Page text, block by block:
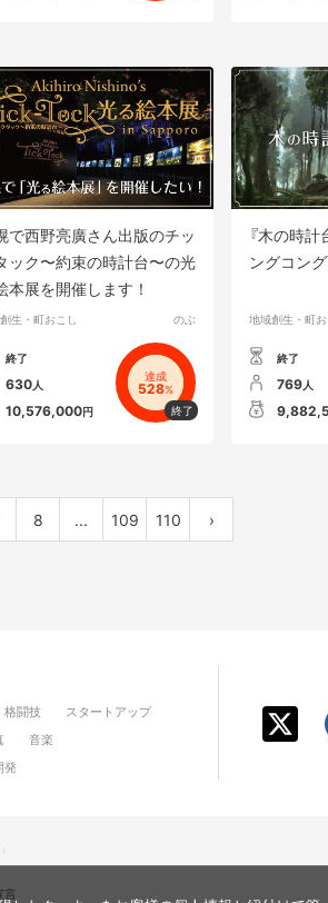
で西野亮廣さん出版のチッ
ック〜約束の時計台〜の光
本展を開催します！
生・町おこし のぶ
終了
630人
10,576,000円
達成
528%
『木の時
ングコン
地域創生・町お
終了
769人
8 ... 109 110 ›
格闘技
スタートアップ
音楽
発
言